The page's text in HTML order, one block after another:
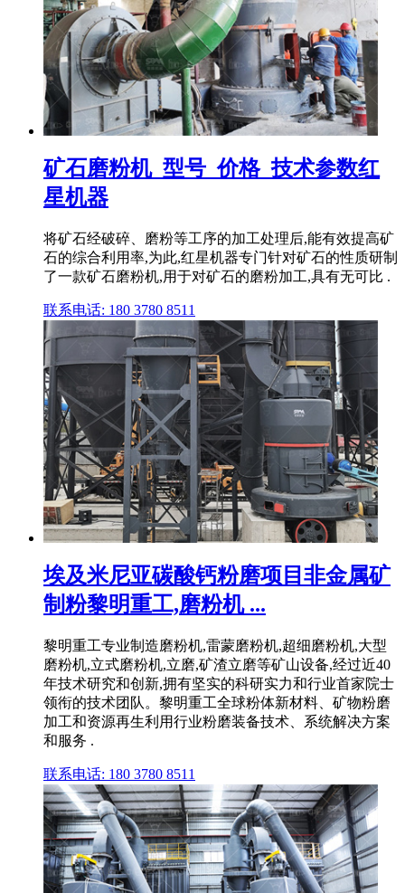
矿石磨粉机_型号_价格_技术参数红
星机器
将矿石经破碎、磨粉等工序的加工处理后,能有效提高矿
石的综合利用率,为此,红星机器专门针对矿石的性质研制
了一款矿石磨粉机,用于对矿石的磨粉加工,具有无可比 .
联系电话: 180 3780 8511
埃及米尼亚碳酸钙粉磨项目非金属矿
制粉黎明重工,磨粉机 ...
黎明重工专业制造磨粉机,雷蒙磨粉机,超细磨粉机,大型
磨粉机,立式磨粉机,立磨,矿渣立磨等矿山设备,经过近40
年技术研究和创新,拥有坚实的科研实力和行业首家院士
领衔的技术团队。黎明重工全球粉体新材料、矿物粉磨
加工和资源再生利用行业粉磨装备技术、系统解决方案
和服务 .
联系电话: 180 3780 8511